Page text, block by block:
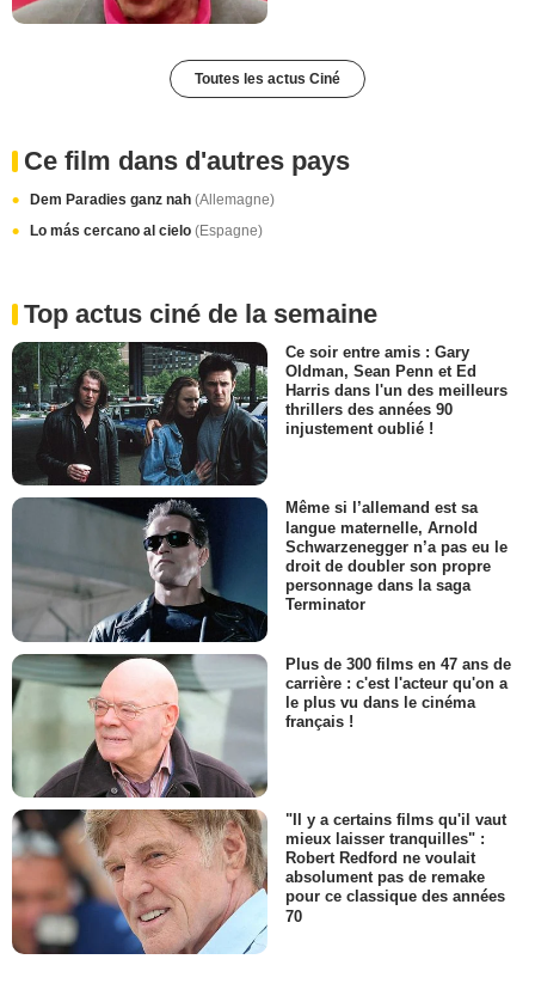
Toutes les actus Ciné
Ce film dans d'autres pays
Dem Paradies ganz nah (Allemagne)
Lo más cercano al cielo (Espagne)
Top actus ciné de la semaine
Ce soir entre amis : Gary
Oldman, Sean Penn et Ed
Harris dans l'un des meilleurs
thrillers des années 90
injustement oublié !
Même si l’allemand est sa
langue maternelle, Arnold
Schwarzenegger n’a pas eu le
droit de doubler son propre
personnage dans la saga
Terminator
Plus de 300 films en 47 ans de
carrière : c'est l'acteur qu'on a
le plus vu dans le cinéma
français !
"Il y a certains films qu'il vaut
mieux laisser tranquilles" :
Robert Redford ne voulait
absolument pas de remake
pour ce classique des années
70